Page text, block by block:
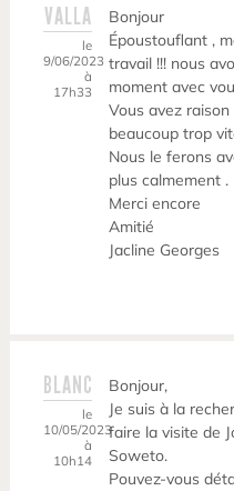
VALLA
le
9/06/2023
à
17h33
Bonjour
Époustouflant ,
travail !!! nous
moment avec
Vous avez
beaucoup trop
Nous le ferons
plus calmement .
Merci encore
Amitié
Jacline Georges
BLANC
le
10/05/2023
à
10h14
Bonjour,
Je suis à la
faire la visite de
Soweto.
Pouvez-vous